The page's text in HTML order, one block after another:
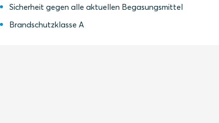
Sicherheit gegen alle aktuellen Begasungsmittel
Brandschutzklasse A